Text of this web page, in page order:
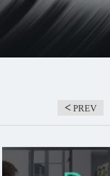
< PREV